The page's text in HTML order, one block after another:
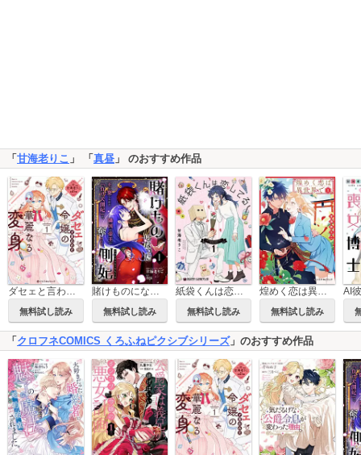
「甘海老りこ 」 「真昼 」 のおすすめ作品
ダセェと言われた令嬢の華麗なる変身
無料試し読み
賭けものになった側妃【単話版】
無料試し読み
紙袋くんは恋してる
無料試し読み
煌めく恋は異世界で
無料試し読み
「 クロフネCOMICS くろふねピクシブシリーズ」のおすすめ作品